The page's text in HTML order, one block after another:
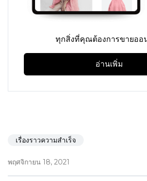
ทุกสิ่งที่คุณต้องการขายออ
อ่านเพิ่ม
เรื่องราวความสำเร็จ
พฤศจิกายน 18, 2021